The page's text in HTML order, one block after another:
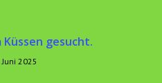
Küssen gesucht.
Juni 2025